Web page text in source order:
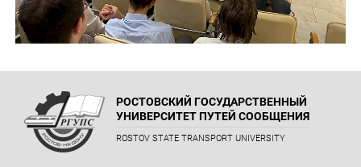
РОСТОВСКИЙ ГОСУДАРСТВЕННЫЙ
УНИВЕРСИТЕТ ПУТЕЙ СООБЩЕНИЯ
ROSTOV STATE TRANSPORT UNIVERSITY